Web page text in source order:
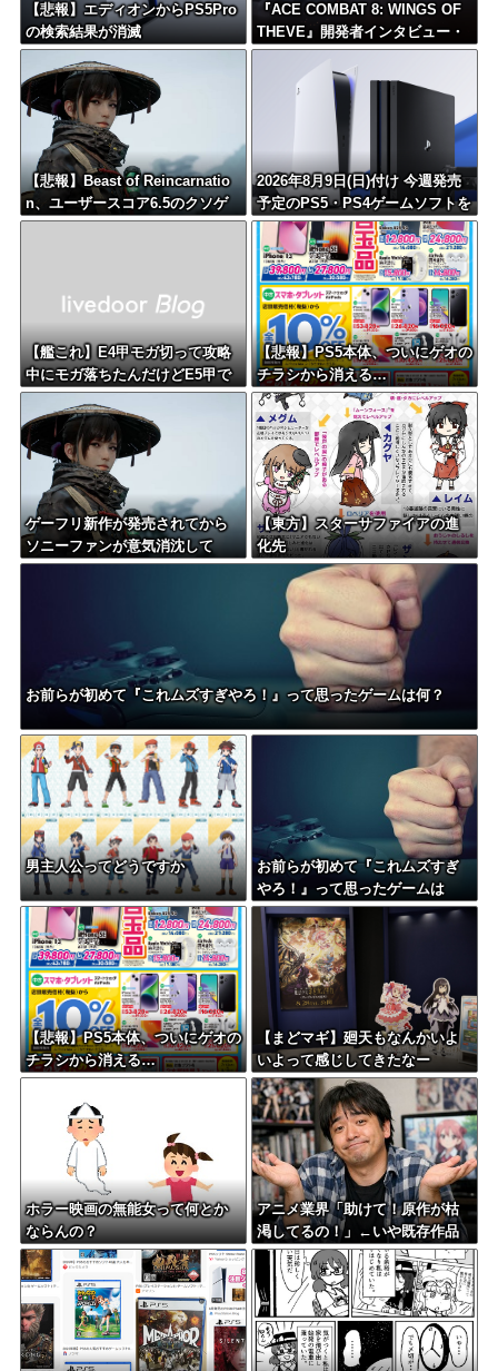
【悲報】エディオンからPS5Pro
の検索結果が消滅
『ACE COMBAT 8: WINGS OF
THEVE』開発者インタビュー・
サウンド編が公開、ヘッドホン
推奨！7.1.4ch対応のこだわりサ
ウンドを体験可能
【悲報】Beast of Reincarnatio
n、ユーザースコア6.5のクソゲ
ー評価へ
2026年8月9日(日)付け 今週発売
予定のPS5・PS4ゲームソフトを
ピックアップ！
【艦これ】E4甲モガ切って攻略
中にモガ落ちたんだけどE5甲で
使うために育てる価値ある？
【悲報】PS5本体、ついにゲオの
チラシから消える…
ゲーフリ新作が発売されてから
ソニーファンが意気消沈して
ね？
【東方】スターサファイアの進
化先
お前らが初めて『これムズすぎやろ！』って思ったゲームは何？
男主人公ってどうですか
お前らが初めて『これムズすぎ
やろ！』って思ったゲームは
何？
【悲報】PS5本体、ついにゲオの
チラシから消える…
【まどマギ】廻天もなんかいよ
いよって感じしてきたなー
ホラー映画の無能女って何とか
ならんの？
アニメ業界「助けて！原作が枯
渇してるの！」←いや既存作品
の2期やったら良いよね？